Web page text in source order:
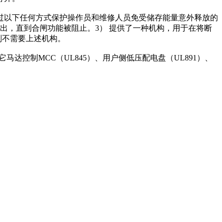
下任何方式保护操作员和维修人员免受储存能量意外释放的
，直到合闸功能被阻止。3） 提供了一种机构，用于在将断
需要上述机构。
达控制MCC（UL845）、用户侧低压配电盘（UL891）、